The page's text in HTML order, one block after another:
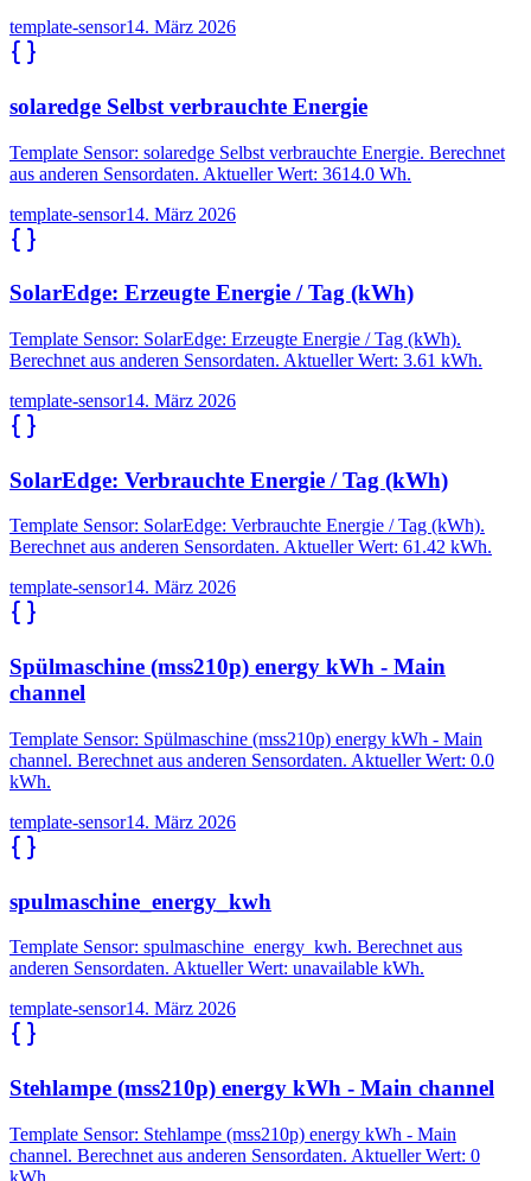
template-sensor14. März 2026
solaredge Selbst verbrauchte Energie
Template Sensor: solaredge Selbst verbrauchte Energie. Berechnet
aus anderen Sensordaten. Aktueller Wert: 3614.0 Wh.
template-sensor14. März 2026
SolarEdge: Erzeugte Energie / Tag (kWh)
Template Sensor: SolarEdge: Erzeugte Energie / Tag (kWh).
Berechnet aus anderen Sensordaten. Aktueller Wert: 3.61 kWh.
template-sensor14. März 2026
SolarEdge: Verbrauchte Energie / Tag (kWh)
Template Sensor: SolarEdge: Verbrauchte Energie / Tag (kWh).
Berechnet aus anderen Sensordaten. Aktueller Wert: 61.42 kWh.
template-sensor14. März 2026
Spülmaschine (mss210p) energy kWh - Main
channel
Template Sensor: Spülmaschine (mss210p) energy kWh - Main
channel. Berechnet aus anderen Sensordaten. Aktueller Wert: 0.0
kWh.
template-sensor14. März 2026
spulmaschine_energy_kwh
Template Sensor: spulmaschine_energy_kwh. Berechnet aus
anderen Sensordaten. Aktueller Wert: unavailable kWh.
template-sensor14. März 2026
Stehlampe (mss210p) energy kWh - Main channel
Template Sensor: Stehlampe (mss210p) energy kWh - Main
channel. Berechnet aus anderen Sensordaten. Aktueller Wert: 0
kWh.